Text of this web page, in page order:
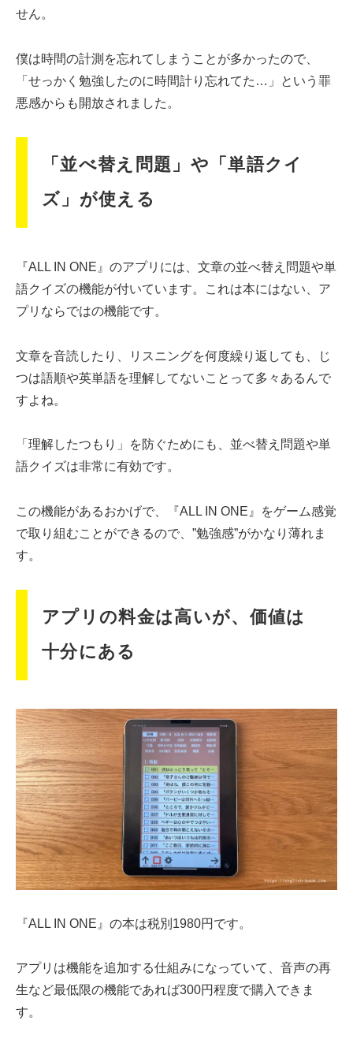
せん。
僕は時間の計測を忘れてしまうことが多かったので、
「せっかく勉強したのに時間計り忘れてた…」という罪
悪感からも開放されました。
「並べ替え問題」や「単語クイ
ズ」が使える
『ALL IN ONE』のアプリには、文章の並べ替え問題や単
語クイズの機能が付いています。これは本にはない、ア
プリならではの機能です。
文章を音読したり、リスニングを何度繰り返しても、じ
つは語順や英単語を理解してないことって多々あるんで
すよね。
「理解したつもり」を防ぐためにも、並べ替え問題や単
語クイズは非常に有効です。
この機能があるおかげで、『ALL IN ONE』をゲーム感覚
で取り組むことができるので、”勉強感”がかなり薄れま
す。
アプリの料金は高いが、価値は
十分にある
『ALL IN ONE』の本は税別1980円です。
アプリは機能を追加する仕組みになっていて、音声の再
生など最低限の機能であれば300円程度で購入できま
す。